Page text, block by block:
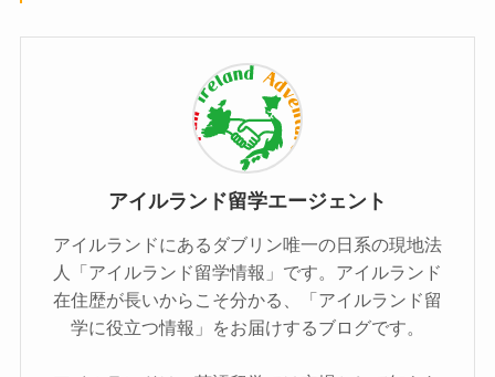
アイルランド留学エージェント
アイルランドにあるダブリン唯一の日系の現地法
人「アイルランド留学情報」です。アイルランド
在住歴が長いからこそ分かる、「アイルランド留
学に役立つ情報」をお届けするブログです。